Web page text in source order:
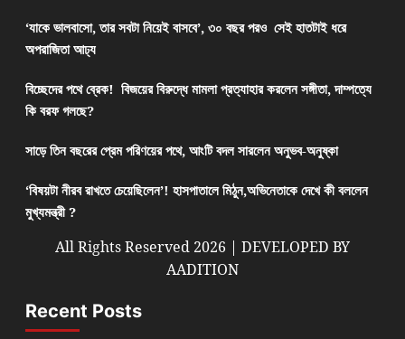
‘যাকে ভালবাসো, তার সবটা নিয়েই বাসবে’, ৩০ বছর পরও সেই হাতটাই ধরে
অপরাজিতা আঢ্য
বিচ্ছেদের পথে ব্রেক! বিজয়ের বিরুদ্ধে মামলা প্রত্যাহার করলেন সঙ্গীতা, দাম্পত্যে
কি বরফ গলছে?
সাড়ে তিন বছরের প্রেম পরিণয়ের পথে, আংটি বদল সারলেন অনুভব-অনুষ্কা
‘বিষয়টা নীরব রাখতে চেয়েছিলেন’! হাসপাতালে মিঠুন,অভিনেতাকে দেখে কী বললেন
মুখ্যমন্ত্রী ?
All Rights Reserved 2026 | DEVELOPED BY
AADITION
Recent Posts